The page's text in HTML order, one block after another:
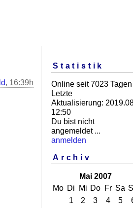
, 16:39h
Statistik
Online seit 7023 Tagen
Letzte
Aktualisierung:
12:50
Du bist nicht
angemeldet ...
anmelden
Archiv
Mai 2007
Mo Di Mi Do Fr Sa
1
2 3 4 5